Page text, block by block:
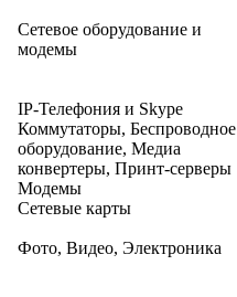
Сетевое оборудование и
модемы
IP-Телефония и Skype
Коммутаторы, Беспроводное
оборудование, Медиа
конвертеры, Принт-серверы
Модемы
Сетевые карты
Фото, Видео, Электроника